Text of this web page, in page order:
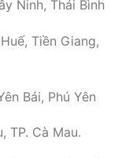
Ninh, Thái Bình
Tiền Giang,
Bái, Phú Yên
TP. Cà Mau.